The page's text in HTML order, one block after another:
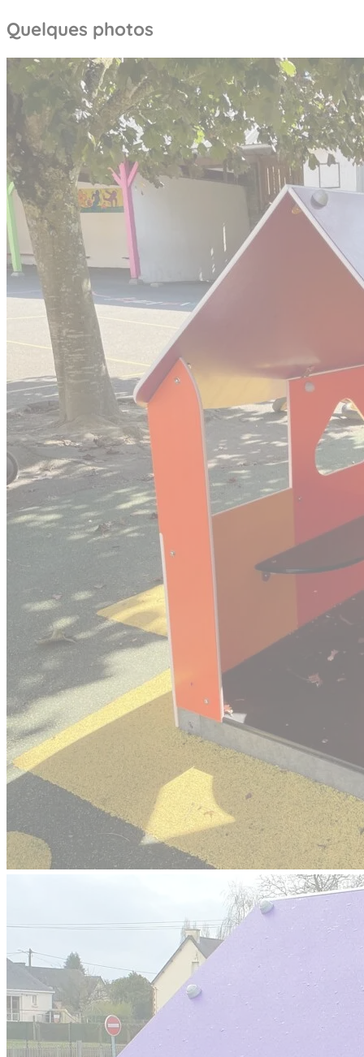
Quelques photos